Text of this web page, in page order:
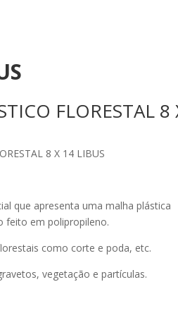
FLORESTAL 8
8 X 14 LIBUS
que apresenta uma malha plástica
feito em polipropileno.
como corte e poda, etc.
vegetação e partículas.